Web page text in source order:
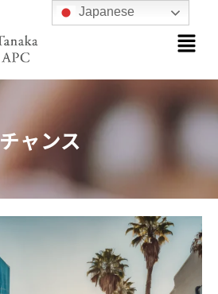
メ
ニ
ー
チャンス
Japanese